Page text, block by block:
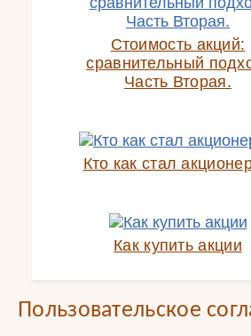
Стоимость акций:
сравнительный
Часть Вторая.
Кто как стал
Как купить акции
Пользовательское